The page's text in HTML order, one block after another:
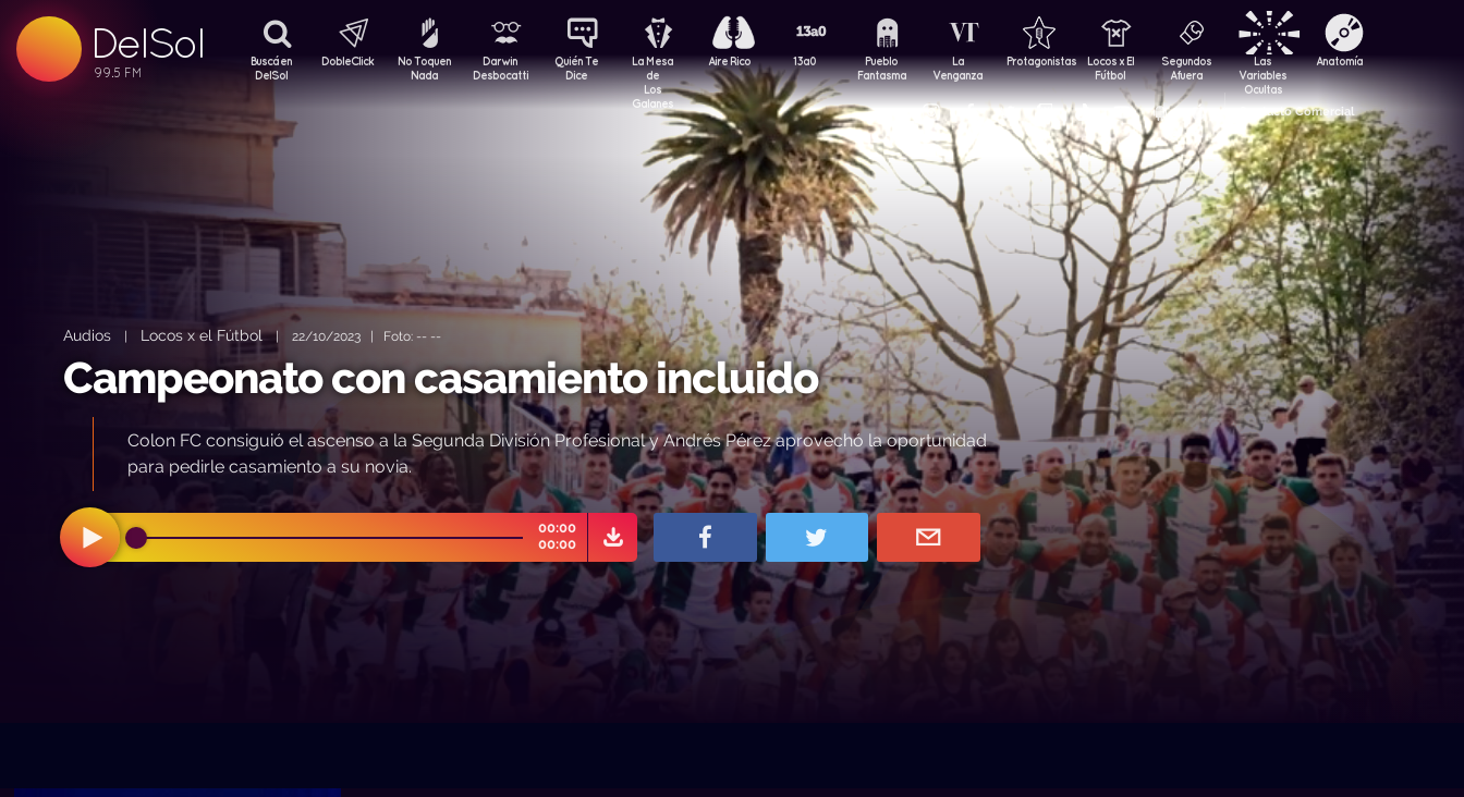
DelSol
99.5 FM
99.5 FM
99.5 FM
Buscá en
DelSol
DobleClick
No Toquen
Nada
Darwin
Desbocatti
Quién Te
Dice
La Mesa
de
Los
Galanes
Aire Rico 13a0
Pueblo
Fantasma
La
Venganza
Protagonistas
Locos x El
Fútbol
Segundos
Afuera
Las
Variables
Ocultas
Anatomía
Contacto Comercial
Audios| Locos x el Fútbol | 22/10/2023 | Foto: -- --
Campeonato con casamiento incluido
Colon FC consiguió el ascenso a la Segunda División Profesional y Andrés Pérez aprovechó la oportunidad
para pedirle casamiento a su novia.
00:00
00:00